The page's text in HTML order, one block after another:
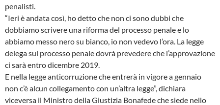
penalisti.
“Ieri è andata così, ho detto che non ci sono dubbi che
dobbiamo scrivere una riforma del processo penale e lo
abbiamo messo nero su bianco, io non vedevo l’ora. La legge
delega sul processo penale dovrà prevedere che l’approvazione
ci sarà entro dicembre 2019.
E nella legge anticorruzione che entrerà in vigore a gennaio
non c’è alcun collegamento con un’altra legge”, dichiara
viceversa il Ministro della Giustizia Bonafede che siede nello